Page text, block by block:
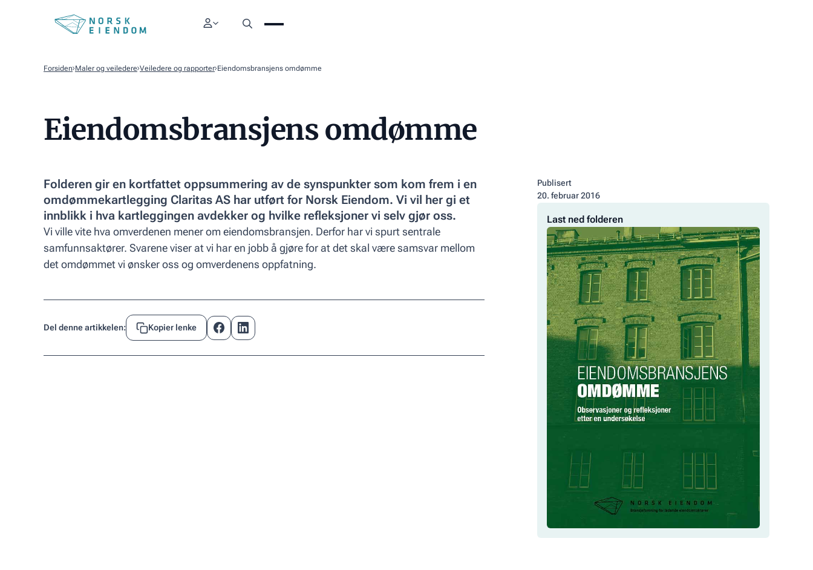
Forsiden Maler og veiledere Veiledere og rapporter Eiendomsbransjens omdømme
Eiendomsbransjens omdømme
Folderen gir en kortfattet oppsummering av de synspunkter som kom frem i en
omdømmekartlegging Claritas AS har utført for Norsk Eiendom. Vi vil her gi et
innblikk i hva kartleggingen avdekker og hvilke refleksjoner vi selv gjør oss.
Vi ville vite hva omverdenen mener om eiendomsbransjen. Derfor har vi spurt sentrale
samfunnsaktører. Svarene viser at vi har en jobb å gjøre for at det skal være samsvar mellom
det omdømmet vi ønsker oss og omverdenens oppfatning.
Del denne artikkelen: Kopier lenke
Publisert
20. februar 2016
Last ned folderen
Last
ned
folderen